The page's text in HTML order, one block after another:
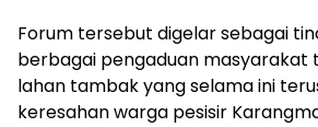
Forum tersebut digelar sebagai
berbagai pengaduan masyarakat
lahan tambak yang selama ini
keresahan warga pesisir